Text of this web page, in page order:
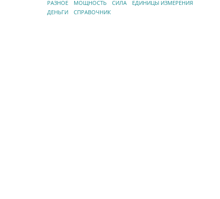
РАЗНОЕ МОЩНОСТЬ СИЛА
ЕДИНИЦЫ ИЗМЕРЕНИЯ
ДЕНЬГИ
СПРАВОЧНИК